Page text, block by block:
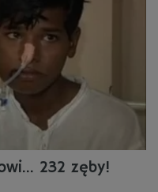
232 zęby!